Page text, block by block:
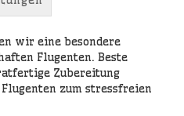
wir eine besondere
Flugenten. Beste
Zubereitung
zum stressfreien